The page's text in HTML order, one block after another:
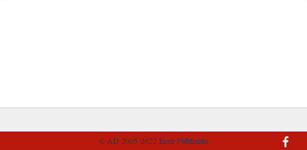
© AD 2005-2022Eesti Piibliselts